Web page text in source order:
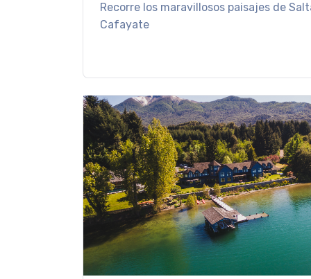
Recorre los maravillosos paisajes de
Cafayate